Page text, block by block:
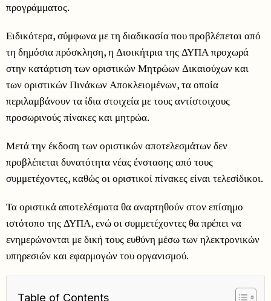
προγράμματος.
Ειδικότερα, σύμφωνα με τη διαδικασία που προβλέπεται από
τη δημόσια πρόσκληση, η Διοικήτρια της ΔΥΠΑ προχωρά
στην κατάρτιση των οριστικών Μητρώων Δικαιούχων και
των οριστικών Πινάκων Αποκλειομένων, τα οποία
περιλαμβάνουν τα ίδια στοιχεία με τους αντίστοιχους
προσωρινούς πίνακες και μητρώα.
Μετά την έκδοση των οριστικών αποτελεσμάτων δεν
προβλέπεται δυνατότητα νέας ένστασης από τους
συμμετέχοντες, καθώς οι οριστικοί πίνακες είναι τελεσίδικοι.
Τα οριστικά αποτελέσματα θα αναρτηθούν στον επίσημο
ιστότοπο της ΔΥΠΑ, ενώ οι συμμετέχοντες θα πρέπει να
ενημερώνονται με δική τους ευθύνη μέσω των ηλεκτρονικών
υπηρεσιών και εφαρμογών του οργανισμού.
Table of Contents